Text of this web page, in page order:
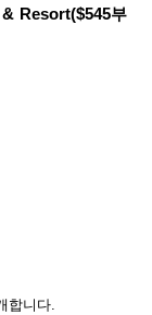
Resort($545부
합니다.